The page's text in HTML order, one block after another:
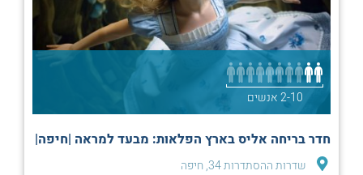
2-10 אנשים
חדר בריחה אליס בארץ הפלאות: מבעד למראה |חיפה|
שדרות ההסתדרות 34, חיפה